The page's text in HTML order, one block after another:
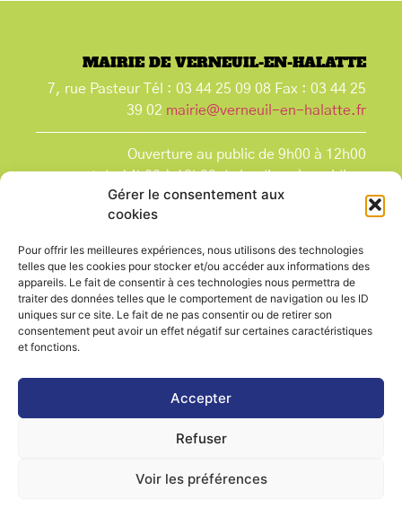
Gérer le consentement aux
cookies
Pour offrir les meilleures expériences, nous utilisons des technologies
telles que les cookies pour stocker et/ou accéder aux informations des
appareils. Le fait de consentir à ces technologies nous permettra de
traiter des données telles que le comportement de navigation ou les ID
uniques sur ce site. Le fait de ne pas consentir ou de retirer son
consentement peut avoir un effet négatif sur certaines caractéristiques
et fonctions.
Accepter
Refuser
Voir les préférences
MAIRIE DE VERNEUIL-EN-HALATTE
7, rue Pasteur Tél : 03 44 25 09 08 Fax : 03 44 25
39 02 mairie@verneuil-en-halatte.fr
Ouverture au public de 9h00 à 12h00
et de 14h00 à 18h00 du lundi après-midi au
vendredi,
et le samedi de 9h00 à 12h00.
que les jours fériés.
Contactez-nous Mentions légales